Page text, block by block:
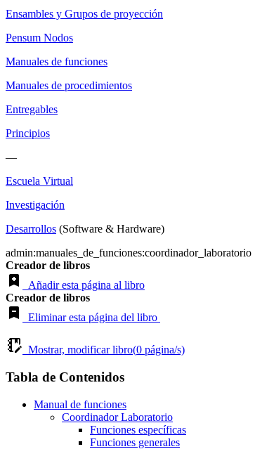
Ensambles y Grupos de proyección
Pensum Nodos
Manuales de funciones
Manuales de procedimientos
Entregables
Principios
—
Escuela Virtual
Investigación
Desarrollos (Software & Hardware)
admin:manuales_de_funciones:coordinador_laboratorio
Creador de libros
Añadir esta página al libro
Creador de libros
Eliminar esta página del libro
Mostrar, modificar libro(0 página/s)
Tabla de Contenidos
Manual de funciones
Coordinador Laboratorio
Funciones específicas
Funciones generales